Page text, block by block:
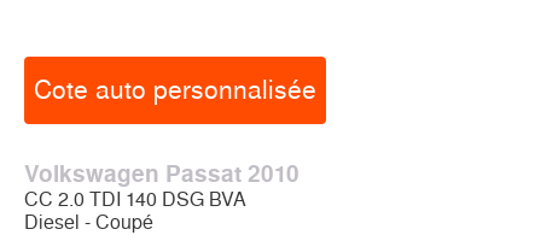
Cote auto personnalisée
Volkswagen Passat 2010
CC 2.0 TDI 140 DSG BVA
Diesel - Coupé